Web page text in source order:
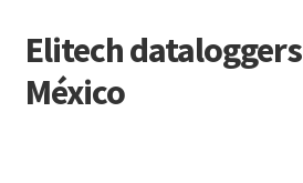
Saltar
a
navegación
Ir
al
contenido
Elitech dataloggers
México